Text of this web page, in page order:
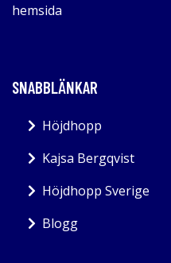
hemsida
SNABBLÄNKAR
Höjdhopp
Kajsa Bergqvist
Höjdhopp Sverige
Blogg